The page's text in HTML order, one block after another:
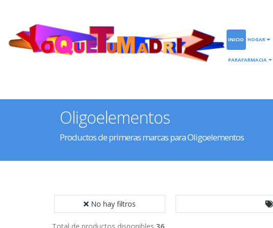
INICIO HOGAR
PARAFARMACIA
Oligoelementos
Productos de primeras marcas para Oligoelementos
No hay filtros